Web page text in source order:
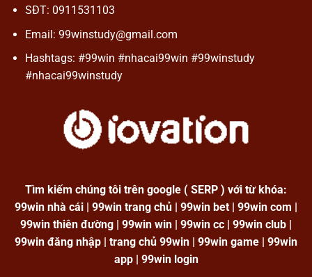
SĐT: 0911531103
Email: 99winstudy@gmail.com
Hashtags: #99win #nhacai99win #99winstudy
#nhacai99winstudy
Tìm kiếm chúng tôi trên google ( SERP ) với từ khóa:
99win nhà cái | 99win trang chủ | 99win bet | 99win com |
99win thiên đường | 99win win | 99win cc | 99win club |
99win đăng nhập | trang chủ 99win | 99win game | 99win
app | 99win login